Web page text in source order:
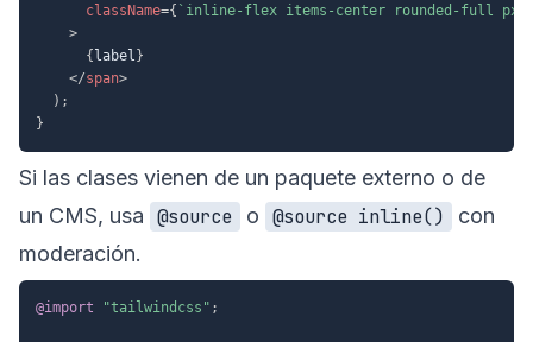
className={ ` inline-flex items-center rounded-full
>
{ label }
</span>
) ;
}
Si las clases vienen de un paquete externo o de
un CMS, usa @source o @source inline()
con
moderación.
@import "tailwindcss" ;